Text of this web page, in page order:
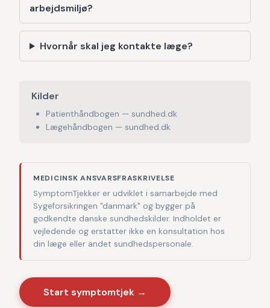
arbejdsmiljø?
Hvornår skal jeg kontakte læge?
Kilder
Patienthåndbogen — sundhed.dk
Lægehåndbogen — sundhed.dk
MEDICINSK ANSVARSFRASKRIVELSE
SymptomTjekker er udviklet i samarbejde med
Sygeforsikringen "danmark" og bygger på
godkendte danske sundhedskilder. Indholdet er
vejledende og erstatter ikke en konsultation hos
din læge eller andet sundhedspersonale.
Start symptomtjek →